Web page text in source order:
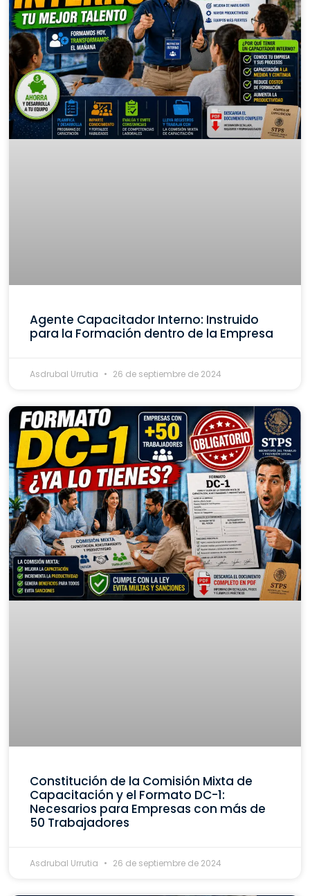
Agente Capacitador Interno: Instruido
para la Formación dentro de la Empresa
Asdrubal Urrutia 26 de septiembre de 2024
Constitución de la Comisión Mixta de
Capacitación y el Formato DC-1:
Necesarios para Empresas con más de
50 Trabajadores
Asdrubal Urrutia 26 de septiembre de 2024